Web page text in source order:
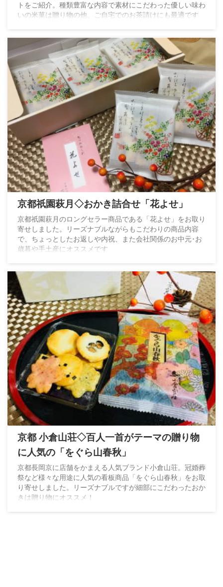
トをご紹介。種類豊富な内容で素材にこだわった優しい味わ
いの米菓は贈り物の他、ご自宅でのお茶請けにも最適です
京都祇園萩月◇おかき詰合せ「花よせ」
京都祇園萩月のロングセラー商品である「花よせ」をお取り
寄せしました。リーズナブルながらもこだわりの商品内容
で、ちょっとしたお返しや内祝、また会社関係のお中元･お
歳暮や手土産にオススメです
京都 小倉山荘◇百人一首がテーマの贈り物
に人気の「をぐら山春秋」
京都長岡京に店舗をかまえる人気ブランド小倉山荘。冠婚葬
祭など様々な用途に人気の看板商品「をぐら山春秋」をお取
り寄せしました。リーズナブルですが細部にこだわったおか
きは贈り物にオススメ！